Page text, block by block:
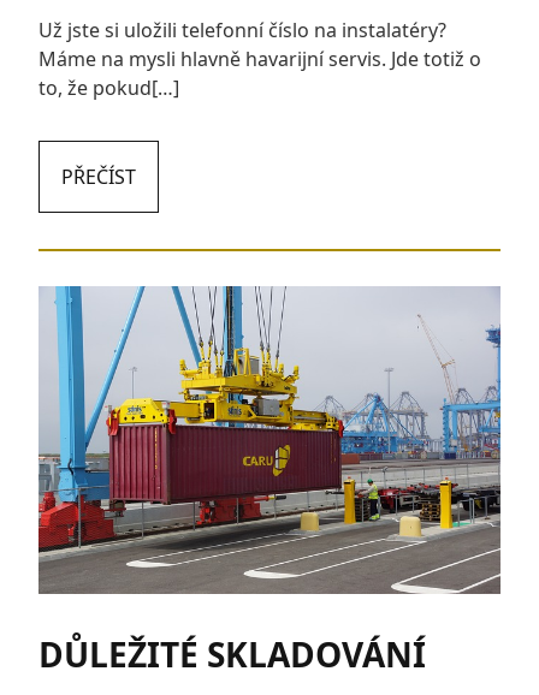
Už jste si uložili telefonní číslo na instalatéry?
Máme na mysli hlavně havarijní servis. Jde totiž o
to, že pokud[…]
PŘEČÍST
DŮLEŽITÉ SKLADOVÁNÍ